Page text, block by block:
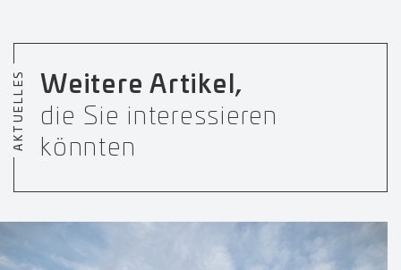
AKTUELLES
Weitere Artikel,
die Sie interessieren
könnten